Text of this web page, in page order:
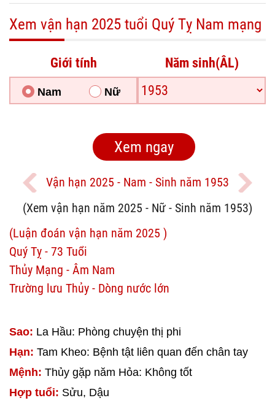
Xem vận hạn 2025 tuổi Quý Tỵ Nam mạng
Giới tính
Nam Nữ
Năm sinh(ÂL)
Vận hạn 2025 - Nam - Sinh năm 1953
(Xem vận hạn năm 2025 - Nữ - Sinh năm 1953)
(Luận đoán vận hạn năm 2025 )
Quý Tỵ - 73 Tuổi
Thủy Mạng - Âm Nam
Trường lưu Thủy - Dòng nước lớn
Sao: La Hầu: Phòng chuyện thị phi
Hạn: Tam Kheo: Bệnh tật liên quan đến chân tay
Mệnh: Thủy gặp năm Hỏa: Không tốt
Hợp tuổi: Sửu, Dậu